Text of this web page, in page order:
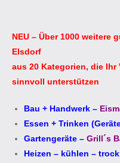
NEU – Über 1000 weitere
Elsdorf
aus 20 Kategorien, die Ihr
sinnvoll unterstützen
Bau + Handwerk –
Essen + Trinken
Gartengeräte – Grill´s
Heizen – kühlen –